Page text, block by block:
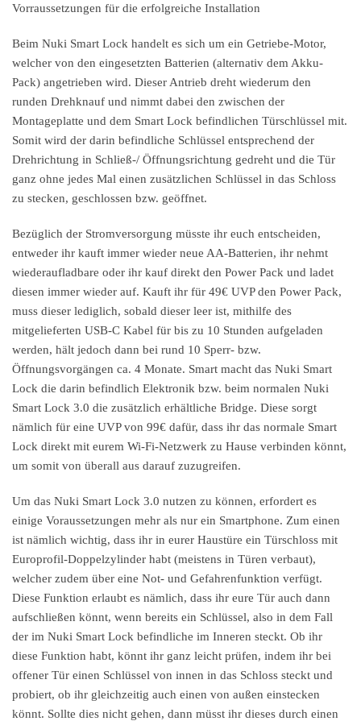
Vorraussetzungen für die erfolgreiche Installation
Beim Nuki Smart Lock handelt es sich um ein Getriebe-Motor,
welcher von den eingesetzten Batterien (alternativ dem Akku-
Pack) angetrieben wird. Dieser Antrieb dreht wiederum den
runden Drehknauf und nimmt dabei den zwischen der
Montageplatte und dem Smart Lock befindlichen Türschlüssel mit.
Somit wird der darin befindliche Schlüssel entsprechend der
Drehrichtung in Schließ-/ Öffnungsrichtung gedreht und die Tür
ganz ohne jedes Mal einen zusätzlichen Schlüssel in das Schloss
zu stecken, geschlossen bzw. geöffnet.
Bezüglich der Stromversorgung müsste ihr euch entscheiden,
entweder ihr kauft immer wieder neue AA-Batterien, ihr nehmt
wiederaufladbare oder ihr kauf direkt den Power Pack und ladet
diesen immer wieder auf. Kauft ihr für 49€ UVP den Power Pack,
muss dieser lediglich, sobald dieser leer ist, mithilfe des
mitgelieferten USB-C Kabel für bis zu 10 Stunden aufgeladen
werden, hält jedoch dann bei rund 10 Sperr- bzw.
Öffnungsvorgängen ca. 4 Monate. Smart macht das Nuki Smart
Lock die darin befindlich Elektronik bzw. beim normalen Nuki
Smart Lock 3.0 die zusätzlich erhältliche Bridge. Diese sorgt
nämlich für eine UVP von 99€ dafür, dass ihr das normale Smart
Lock direkt mit eurem Wi-Fi-Netzwerk zu Hause verbinden könnt,
um somit von überall aus darauf zuzugreifen.
Um das Nuki Smart Lock 3.0 nutzen zu können, erfordert es
einige Voraussetzungen mehr als nur ein Smartphone. Zum einen
ist nämlich wichtig, dass ihr in eurer Haustüre ein Türschloss mit
Europrofil-Doppelzylinder habt (meistens in Türen verbaut),
welcher zudem über eine Not- und Gefahrenfunktion verfügt.
Diese Funktion erlaubt es nämlich, dass ihr eure Tür auch dann
aufschließen könnt, wenn bereits ein Schlüssel, also in dem Fall
der im Nuki Smart Lock befindliche im Inneren steckt. Ob ihr
diese Funktion habt, könnt ihr ganz leicht prüfen, indem ihr bei
offener Tür einen Schlüssel von innen in das Schloss steckt und
probiert, ob ihr gleichzeitig auch einen von außen einstecken
könnt. Sollte dies nicht gehen, dann müsst ihr dieses durch einen